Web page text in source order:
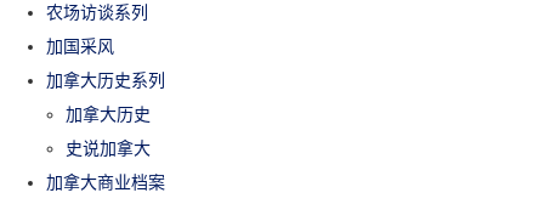
农场访谈系列
加国采风
加拿大历史系列
加拿大历史
史说加拿大
加拿大商业档案